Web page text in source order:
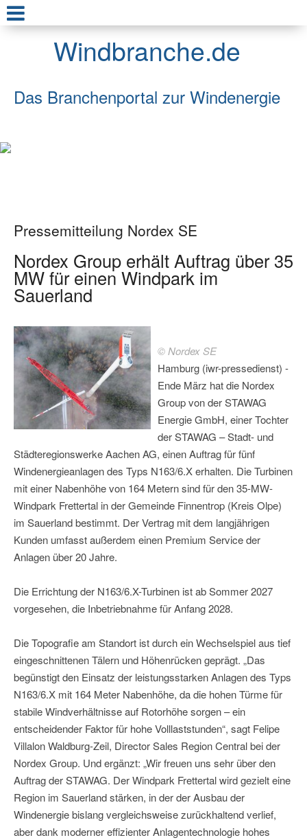
Windbranche.de
Das Branchenportal zur Windenergie
Pressemitteilung Nordex SE
Nordex Group erhält Auftrag über 35
MW für einen Windpark im
Sauerland
© Nordex SE
Hamburg (iwr-pressedienst) -
Ende März hat die Nordex
Group von der STAWAG
Energie GmbH, einer Tochter
der STAWAG – Stadt- und
Städteregionswerke Aachen AG, einen Auftrag für fünf
Windenergieanlagen des Typs N163/6.X erhalten. Die Turbinen
mit einer Nabenhöhe von 164 Metern sind für den 35-MW-
Windpark Frettertal in der Gemeinde Finnentrop (Kreis Olpe)
im Sauerland bestimmt. Der Vertrag mit dem langjährigen
Kunden umfasst außerdem einen Premium Service der
Anlagen über 20 Jahre.
Die Errichtung der N163/6.X-Turbinen ist ab Sommer 2027
vorgesehen, die Inbetriebnahme für Anfang 2028.
Die Topografie am Standort ist durch ein Wechselspiel aus tief
eingeschnittenen Tälern und Höhenrücken geprägt. „Das
begünstigt den Einsatz der leistungsstarken Anlagen des Typs
N163/6.X mit 164 Meter Nabenhöhe, da die hohen Türme für
stabile Windverhältnisse auf Rotorhöhe sorgen – ein
entscheidender Faktor für hohe Volllaststunden“, sagt Felipe
Villalon Waldburg-Zeil, Director Sales Region Central bei der
Nordex Group. Und ergänzt: „Wir freuen uns sehr über den
Auftrag der STAWAG. Der Windpark Frettertal wird gezielt eine
Region im Sauerland stärken, in der der Ausbau der
Windenergie bislang vergleichsweise zurückhaltend verlief,
aber dank moderner effizienter Anlagentechnologie hohes